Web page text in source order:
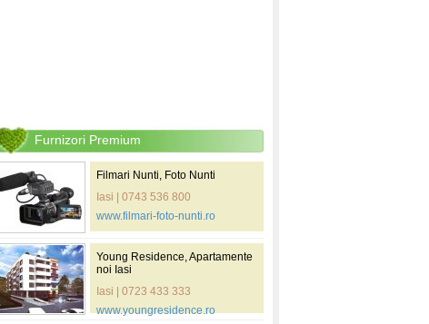
Furnizori Premium
Filmari Nunti, Foto Nunti
Iasi | 0743 536 800
www.filmari-foto-nunti.ro
Young Residence, Apartamente
noi Iasi
Iasi | 0723 433 333
www.youngresidence.ro